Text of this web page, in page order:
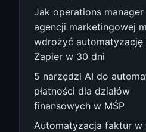
Jak operations
agencji marketingowej
wdrożyć automatyzację
Zapier w 30 dni
5 narzędzi AI do
płatności dla działów
finansowych w MŚP
Automatyzacja faktur w